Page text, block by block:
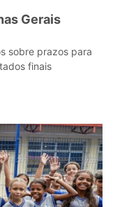
Gerais
sobre prazos para
finais